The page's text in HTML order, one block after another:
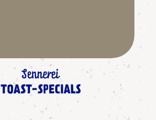
Sennerei
TOAST-SPECIALS